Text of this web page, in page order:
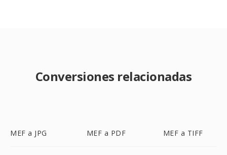
Conversiones relacionadas
MEF a JPG MEF a PDF MEF a TIFF